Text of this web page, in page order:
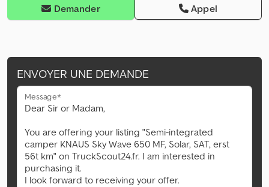
Demander Appel
ENVOYER UNE DEMANDE
Message*